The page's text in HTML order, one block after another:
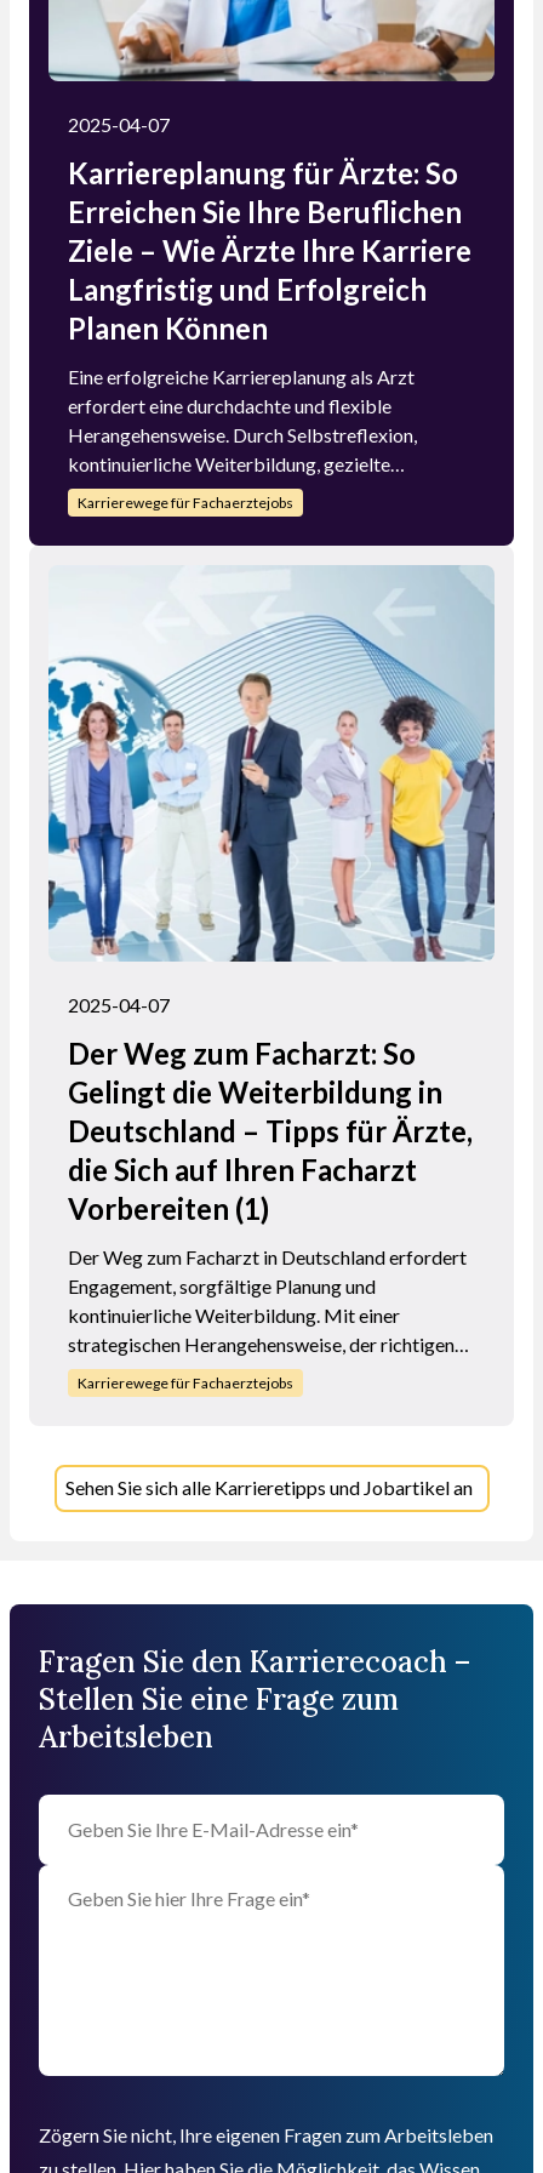
2025-04-07
Karriereplanung für Ärzte: So
Erreichen Sie Ihre Beruflichen
Ziele – Wie Ärzte Ihre Karriere
Langfristig und Erfolgreich
Planen Können
Eine erfolgreiche Karriereplanung als Arzt
erfordert eine durchdachte und flexible
Herangehensweise. Durch Selbstreflexion,
kontinuierliche Weiterbildung, gezielte
Spezialisierung, Netzwerken, eine ausgewogene
Work-Life-Balance und professionelle Beratung
können Sie Ihre beruflichen Ziele langfristig
Grundstein für eine erfüllende und erfolgreiche
medizinische Karriere.
Karrierewege für Fachaerztejobs
2025-04-07
Der Weg zum Facharzt: So
Gelingt die Weiterbildung in
Deutschland – Tipps für Ärzte,
die Sich auf Ihren Facharzt
Vorbereiten (1)
Der Weg zum Facharzt in Deutschland erfordert
Engagement, sorgfältige Planung und
kontinuierliche Weiterbildung. Mit einer
strategischen Herangehensweise, der richtigen
Unterstützung und einem klaren Fokus können
Sie die Herausforderungen der
Nutzen Sie die angebotenen Ressourcen, bleiben
Sie flexibel und motiviert, und der Weg zum
Facharzt wird sich als lohnende und erfüllende
Karrierewege für Fachaerztejobs
Sehen Sie sich alle Karrieretipps und Jobartikel an
Fragen Sie den Karrierecoach –
Stellen Sie eine Frage zum
Arbeitsleben
Zögern Sie nicht, Ihre eigenen Fragen zum Arbeitsleben
zu stellen. Hier haben Sie die Möglichkeit, das Wissen